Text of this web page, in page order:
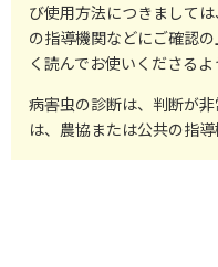
び使用方法につきまして
の指導機関などにご確認
く読んでお使いくださるよ
病害虫の診断は、判断が
は、農協または公共の指導